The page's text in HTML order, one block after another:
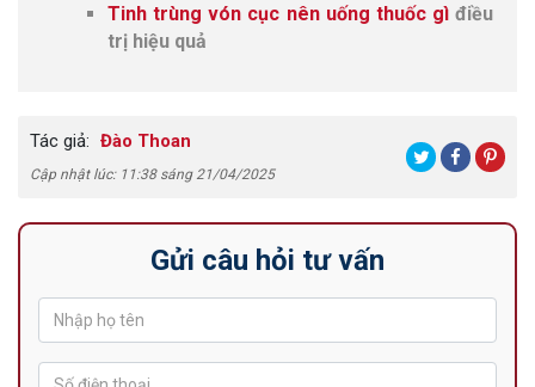
Tinh trùng vón cục nên uống thuốc gìđiều
trị hiệu quả
Tác giả: Đào Thoan
Cập nhật lúc: 11:38 sáng 21/04/2025
Gửi câu hỏi tư vấn